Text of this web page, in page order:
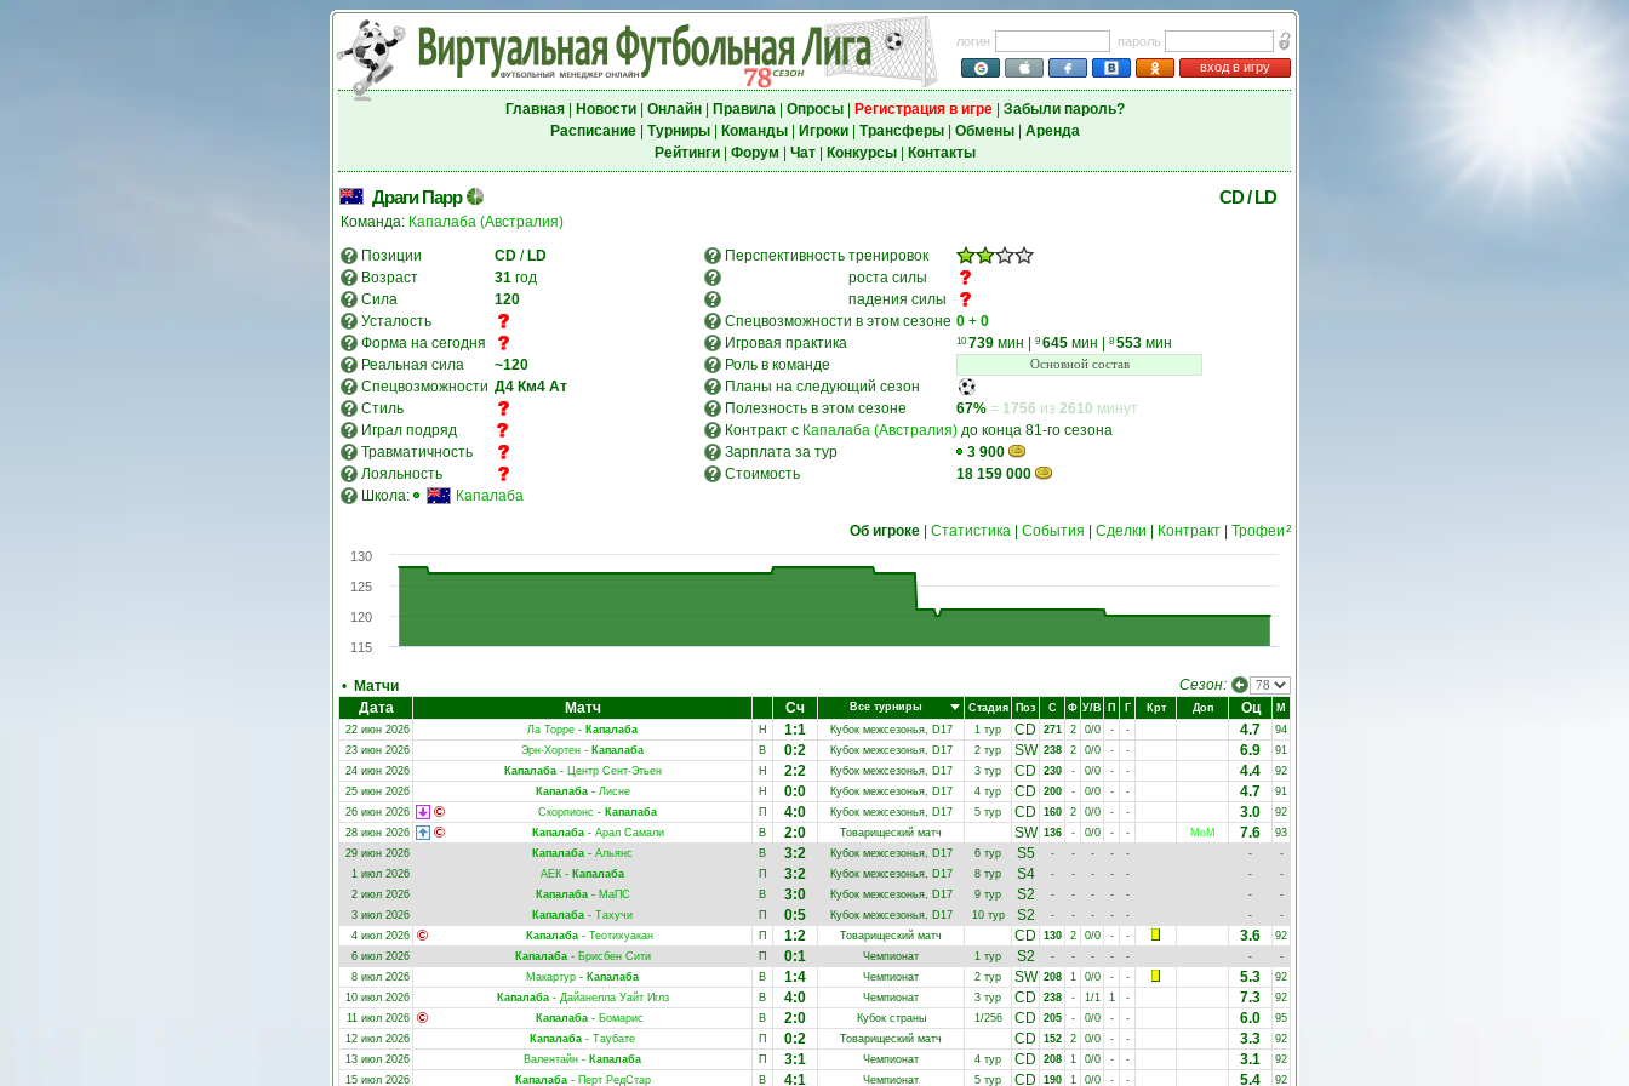
логин
пароль
вход в игру
Главная| Новости| Онлайн| Правила| Опросы| Регистрация в игре| Забыли пароль?
Расписание| Турниры| Команды| Игроки| Трансферы| Обмены| Аренда
Рейтинги| Форум Чат| Конкурсы| Контакты
Драги Парр CD / LD
Команда: Капалаба (Австралия)
Позиции
CD / LD Перспективность тренировок
Возраст
31 год
роста силы
Сила
120
падения силы
Усталость
Спецвозможности в этом сезоне 0 + 0
Форма на сегодня
Игровая практика 10739 мин 9 645 мин 8 553 мин
Реальная сила
~120 Роль в команде Основной состав
Спецвозможности Д4 Км4 Ат
Планы на следующий сезон
Стиль
Полезность в этом сезоне 67% = 1756 из 2610 минут
Играл подряд
Контракт с Капалаба (Австралия) до конца 81-го сезона
Травматичность
Зарплата за тур
3 900
Лояльность
Стоимость
18 159 000
Школа:
Капалаба
Об игроке Статистика События Сделки Контракт Трофеи 2
115
120
125
130
• Матчи
Сезон:
Дата
Матч Сч Все турниры Стадия Поз С Ф У/В П Г Крт Доп Оц
М
22 июн 2026
Ла Торре - Капалаба Н 1:1 Кубок межсезонья, D17 1 тур CD 271 2 0/0 - - 4.7
94
23 июн 2026
Эрн-Хортен - Капалаба В 0:2 Кубок межсезонья, D17 2 тур SW 238 2 0/0 - - 6.9
91
24 июн 2026
Капалаба- Центр Сент-Этьен Н 2:2 Кубок межсезонья, D17 3 тур CD 230 - 0/0 - - 4.4
92
25 июн 2026
Капалаба- Лисне Н 0:0 Кубок межсезонья, D17 4 тур CD 200 - 0/0 - - 4.7
91
26 июн 2026
Скорпионс - Капалаба П 4:0 Кубок межсезонья, D17 5 тур CD 160 2 0/0 - - 3.0
92
28 июн 2026
Капалаба- Арал Самали В 2:0 Товарищеский матч SW 136 - 0/0 - - MoM 7.6
93
29 июн 2026
Капалаба - Альянс В 3:2 Кубок межсезонья, D17 6 тур S5 - - - - - -
-
1 июл 2026
АЕК - Капалаба П 3:2 Кубок межсезонья, D17 8 тур S4 - - - - - -
-
2 июл 2026
Капалаба- МаПС В 3:0 Кубок межсезонья, D17 9 тур S2 - - - - - -
-
3 июл 2026
Капалаба - Тахучи П 0:5 Кубок межсезонья, D17 10 тур S2 - - - - - -
-
4 июл 2026
Капалаба- Теотихуакан П 1:2 Товарищеский матч CD 130 2 0/0 - - 3.6
92
6 июл 2026
Капалаба- Брисбен Сити П 0:1 Чемпионат 1 тур S2 - - - - - -
-
8 июл 2026
Макартур - Капалаба В 1:4 Чемпионат 2 тур SW 208 1 0/0 - - 5.3
92
10 июл 2026
Капалаба- Дайанелла Уайт Иглз В 4:0 Чемпионат 3 тур CD 238 - 1/1 1 - 7.3
92
11 июл 2026
Капалаба- Бомарис В 2:0 Кубок страны 1/256 CD 205 - 0/0 - - 6.0
95
12 июл 2026
Капалаба - Таубате П 0:2 Товарищеский матч CD 152 2 0/0 - - 3.3
92
13 июл 2026
Валентайн - Капалаба П 3:1 Чемпионат 4 тур CD 208 1 0/0 - - 3.1
92
15 июл 2026
Капалаба- Перт РедСтар В 4:1 Чемпионат 5 тур CD 190 1 0/0 - - 5.4 92